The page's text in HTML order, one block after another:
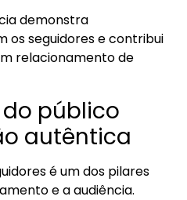
demonstra
seguidores e contribui
relacionamento de
público
autêntica
é um dos pilares
e a audiência.